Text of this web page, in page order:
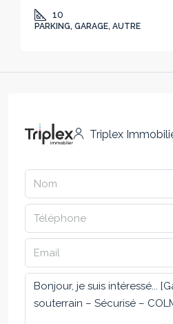
10
PARKING, GARAGE, AUTRE
Triplex